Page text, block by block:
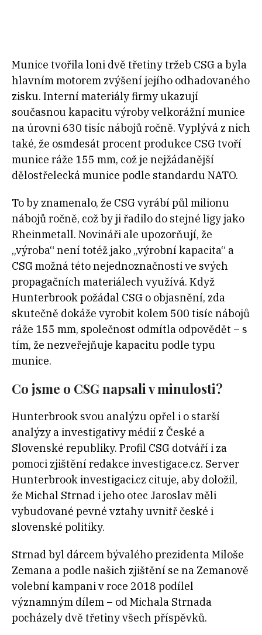
Munice tvořila loni dvě třetiny tržeb CSG a byla
hlavním motorem zvýšení jejího odhadovaného
zisku. Interní materiály firmy ukazují
současnou kapacitu výroby velkorážní munice
na úrovni 630 tisíc nábojů ročně. Vyplývá z nich
také, že osmdesát procent produkce CSG tvoří
munice ráže 155 mm, což je nejžádanější
dělostřelecká munice podle standardu NATO.
To by znamenalo, že CSG vyrábí půl milionu
nábojů ročně, což by ji řadilo do stejné ligy jako
Rheinmetall. Novináři ale upozorňují, že
„výroba“ není totéž jako „výrobní kapacita“ a
CSG možná této nejednoznačnosti ve svých
propagačních materiálech využívá. Když
Hunterbrook požádal CSG o objasnění, zda
skutečně dokáže vyrobit kolem 500 tisíc nábojů
ráže 155 mm, společnost odmítla odpovědět – s
tím, že nezveřejňuje kapacitu podle typu
munice.
Co jsme o CSG napsali v minulosti?
Hunterbrook svou analýzu opřel i o starší
analýzy a investigativy médií z České a
Slovenské republiky. Profil CSG dotváří i za
pomoci zjištění redakce investigace.cz. Server
Hunterbrook investigaci.cz cituje, aby doložil,
že Michal Strnad i jeho otec Jaroslav měli
vybudované pevné vztahy uvnitř české i
slovenské politiky.
Strnad byl dárcem bývalého prezidenta Miloše
Zemana a podle našich zjištění se na Zemanově
volební kampani v roce 2018 podílel
významným dílem – od Michala Strnada
pocházely dvě třetiny všech příspěvků.